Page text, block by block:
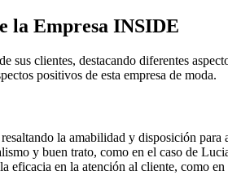
la Empresa INSIDE
clientes, destacando diferentes
positivos de esta empresa de moda.
la amabilidad y disposición para
y buen trato, como en el caso de
en la atención al cliente, como